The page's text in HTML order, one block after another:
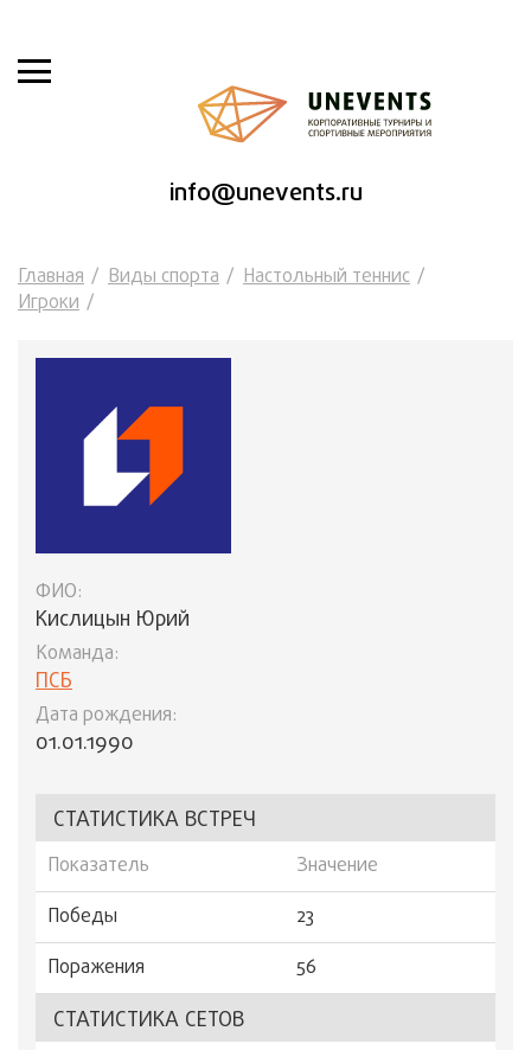
info@unevents.ru
Главная Виды спорта
Настольный теннис
Игроки
ФИО:
Кислицын Юрий
Команда:
ПСБ
Дата рождения:
01.01.1990
СТАТИСТИКА ВСТРЕЧ
Показатель
Значение
Победы
23
Поражения
56
СТАТИСТИКА СЕТОВ